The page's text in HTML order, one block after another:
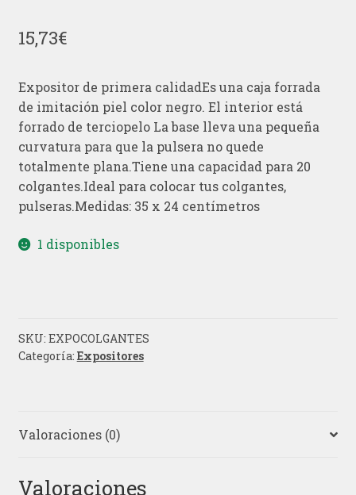
15,73€
Expositor de primera calidadEs una caja forrada
de imitación piel color negro. El interior está
forrado de terciopelo La base lleva una pequeña
curvatura para que la pulsera no quede
totalmente plana.Tiene una capacidad para 20
colgantes.Ideal para colocar tus colgantes,
pulseras.Medidas: 35 x 24 centímetros
1 disponibles
SKU: EXPOCOLGANTES
Categoría: Expositores
Valoraciones (0)
Valoraciones